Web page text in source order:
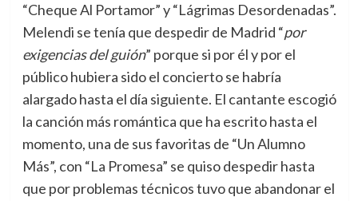
“Cheque Al Portamor” y “Lágrimas Desordenadas”.
Melendi se tenía que despedir de Madrid “por
exigencias del guión” porque si por él y por el
público hubiera sido el concierto se habría
alargado hasta el día siguiente. El cantante escogió
la canción más romántica que ha escrito hasta el
momento, una de sus favoritas de “Un Alumno
Más”, con “La Promesa” se quiso despedir hasta
que por problemas técnicos tuvo que abandonar el